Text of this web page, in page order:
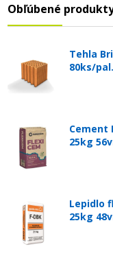
Obľúbené
Tehla
80ks/
Cement
25kg
Lepidlo
25kg